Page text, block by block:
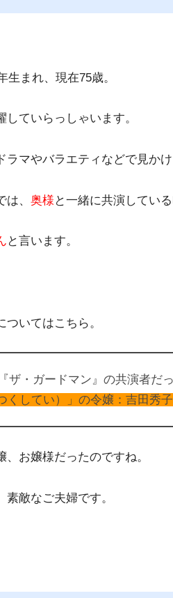
生まれ、現在75歳。
ていらっしゃいます。
ラマやバラエティ などで見か
、 奥様 と一緒に共演している
と言います。
いてはこちら。
ザ・ガードマン』の共演者だ
くしてい）」の令嬢：吉田秀
お嬢様だったのですね。
素敵なご夫婦です。